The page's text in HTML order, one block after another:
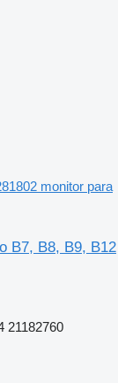
monitor para
B7, B8, B9, B12
21182760